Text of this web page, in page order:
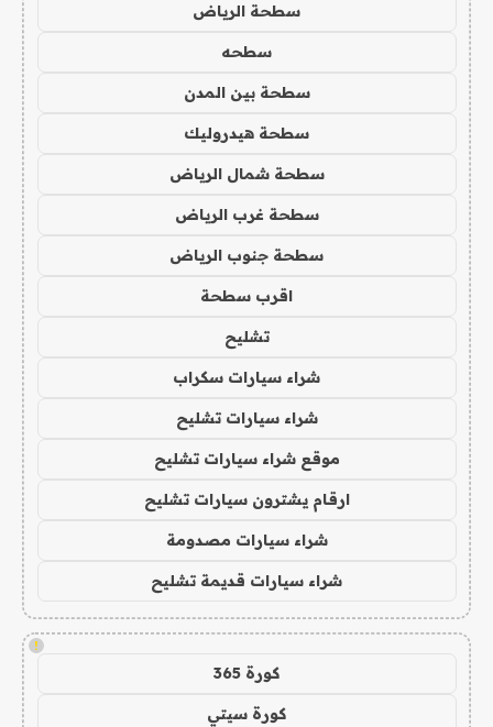
سطحة الرياض
سطحه
سطحة بين المدن
سطحة هيدروليك
سطحة شمال الرياض
سطحة غرب الرياض
سطحة جنوب الرياض
اقرب سطحة
تشليح
شراء سيارات سكراب
شراء سيارات تشليح
موقع شراء سيارات تشليح
ارقام يشترون سيارات تشليح
شراء سيارات مصدومة
شراء سيارات قديمة تشليح
!
كورة 365
كورة سيتي